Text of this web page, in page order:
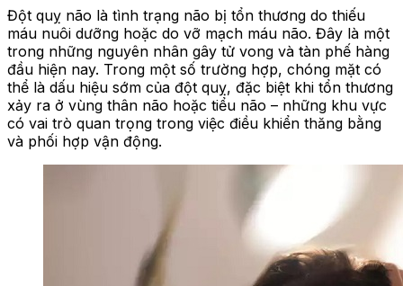
Đột quỵ não là tình trạng não bị tổn thương do thiếu
máu nuôi dưỡng hoặc do vỡ mạch máu não. Đây là một
trong những nguyên nhân gây tử vong và tàn phế hàng
đầu hiện nay. Trong một số trường hợp, chóng mặt có
thể là dấu hiệu sớm của đột quỵ, đặc biệt khi tổn thương
xảy ra ở vùng thân não hoặc tiểu não – những khu vực
có vai trò quan trọng trong việc điều khiển thăng bằng
và phối hợp vận động.